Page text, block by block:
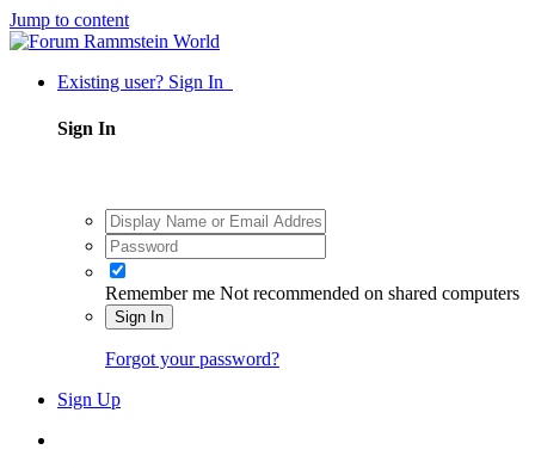
Jump to content
Existing user? Sign In
Sign In
Remember me Not recommended on shared computers
Sign In
Forgot your password?
Sign Up